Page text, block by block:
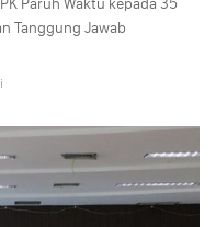
Paruh Waktu kepada 35
Tanggung Jawab